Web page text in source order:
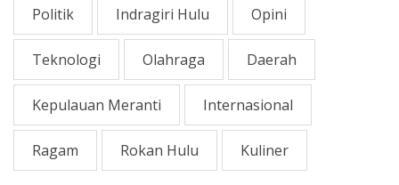
Politik Indragiri Hulu Opini
Teknologi Olahraga Daerah
Kepulauan Meranti Internasional
Ragam Rokan Hulu Kuliner